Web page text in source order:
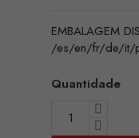
EMBALAGEM
/es/en/fr/de/it/
Quantidade